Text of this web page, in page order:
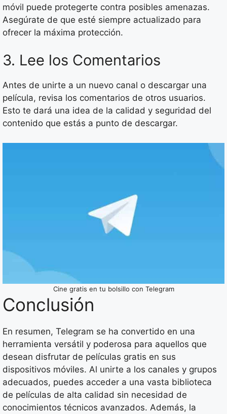
móvil puede protegerte contra posibles amenazas.
Asegúrate de que esté siempre actualizado para
ofrecer la máxima protección.
3. Lee los Comentarios
Antes de unirte a un nuevo canal o descargar una
película, revisa los comentarios de otros usuarios.
Esto te dará una idea de la calidad y seguridad del
contenido que estás a punto de descargar.
Cine gratis en tu bolsillo con Telegram
Conclusión
En resumen, Telegram se ha convertido en una
herramienta versátil y poderosa para aquellos que
desean disfrutar de películas gratis en sus
dispositivos móviles. Al unirte a los canales y grupos
adecuados, puedes acceder a una vasta biblioteca
de películas de alta calidad sin necesidad de
conocimientos técnicos avanzados. Además, la